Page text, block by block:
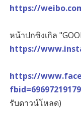
https://
หน้าปกซิงเกิล
https://
https://
รับดาวน์โหลด)